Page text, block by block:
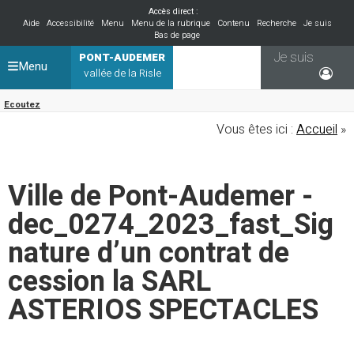
Accès direct :
Aide
Accessibilité Menu Menu de la rubrique Contenu Recherche
Je suis
Bas de page
PONT-AUDEMER
vallée de la Risle
Ecoutez
Je suis
Menu
Vous êtes ici : Accueil »
Ville de Pont-Audemer -
dec_0274_2023_fast_Sig
nature d’un contrat de
cession la SARL
ASTERIOS SPECTACLES